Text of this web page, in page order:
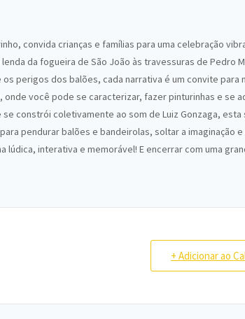
convida crianças e famílias para uma celebração
da fogueira de São João às travessuras de Pedro
perigos dos balões, cada narrativa é um convite para
onde você pode se caracterizar, fazer pinturinhas e se
se constrói coletivamente ao som de Luiz Gonzaga,
pendurar balões e bandeirolas, soltar a imaginação
lúdica, interativa e memorável! E encerrar com uma
+ Adicionar ao